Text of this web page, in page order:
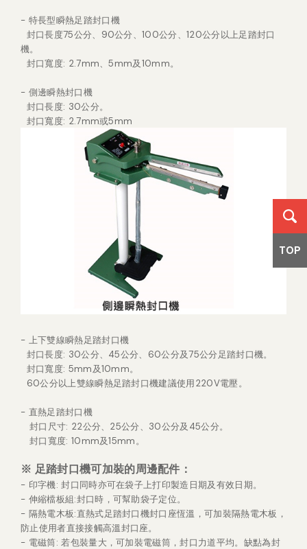
- 特長型瞬熱足踏封口機
封口長度75公分、90公分、100公分、120公分以上足踏封口
機。
封口寬度: 2.7mm、5mm及10mm。
- 側邊瞬熱封口機
封口長度: 30公分。
封口寬度: 2.7mm或5mm
- 上下雙線瞬熱足踏封口機
封口長度: 30公分、45公分、60公分及75公分足踏封口機。
封口寬度: 5mm及10mm。
60公分以上雙線瞬熱足踏封口機建議使用220V電壓。
- 直熱足踏封口機
封口尺寸: 22公分、25公分、30公分及45公分。
封口寬度: 10mm及15mm。
※ 足踏封口機可加裝的周邊配件 ：
- 印字機: 封口同時亦可在袋子上打印製造日期及有效日期。
- 伸縮檔板組:封口時，可幫助袋子定位。
- 隔熱電木板:直熱式足踏封口機封口座恆溫，可加裝隔熱電木板，
防止使用者直接接觸高溫封口座。
- 電磁筒: 若包裝量大，可加裝電磁筒，封口力道平均。缺點為封
TOP